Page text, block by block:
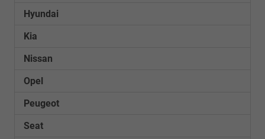
Hyundai
Kia
Nissan
Opel
Peugeot
Seat